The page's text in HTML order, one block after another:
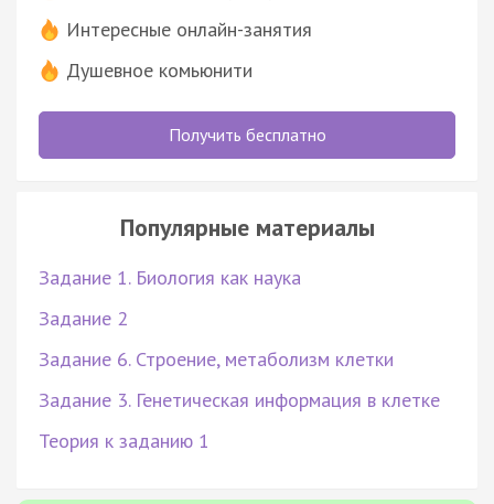
Интересные онлайн-занятия
Душевное комьюнити
Получить бесплатно
Популярные материалы
Задание 1. Биология как наука
Задание 2
Задание 6. Строение, метаболизм клетки
Задание 3. Генетическая информация в клетке
Теория к заданию 1